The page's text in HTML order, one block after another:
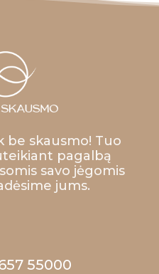
be skausmo! Tuo
pagalbą
savo jėgomis
jums.
55000